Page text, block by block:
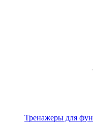
Тренажеры для